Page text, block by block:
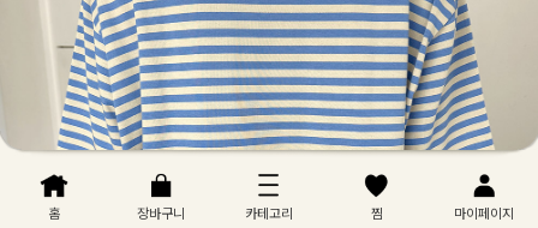
홈 장바구니 카테고리 찜 마이페이지